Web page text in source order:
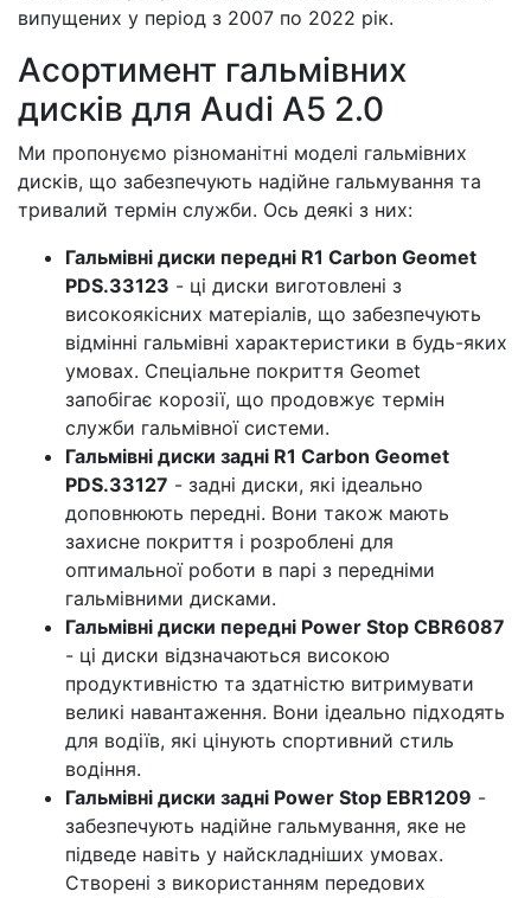
випущених у період з 2007 по 2022 рік.
Асортимент гальмівних
дисків для Audi A5 2.0
Ми пропонуємо різноманітні моделі гальмівних
дисків, що забезпечують надійне гальмування та
тривалий термін служби. Ось деякі з них:
Гальмівні диски передні R1 Carbon Geomet
PDS.33123 - ці диски виготовлені з
високоякісних матеріалів, що забезпечують
відмінні гальмівні характеристики в будь-яких
умовах. Спеціальне покриття Geomet
запобігає корозії, що продовжує термін
служби гальмівної системи.
Гальмівні диски задні R1 Carbon Geomet
PDS.33127 - задні диски, які ідеально
доповнюють передні. Вони також мають
захисне покриття і розроблені для
оптимальної роботи в парі з передніми
гальмівними дисками.
Гальмівні диски передні Power Stop CBR6087
- ці диски відзначаються високою
продуктивністю та здатністю витримувати
великі навантаження. Вони ідеально підходять
для водіїв, які цінують спортивний стиль
водіння.
Гальмівні диски задні Power Stop EBR1209 -
забезпечують надійне гальмування, яке не
підведе навіть у найскладніших умовах.
Створені з використанням передових